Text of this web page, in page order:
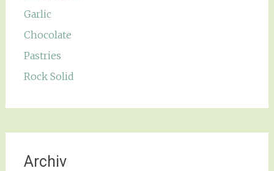
Garlic
Chocolate
Pastries
Rock Solid
Archiv